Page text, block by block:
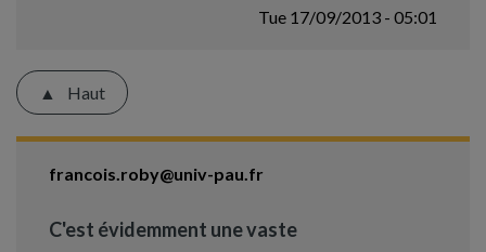
Tue 17/09/2013 - 05:01
Haut
francois.roby@univ-pau.fr
C'est évidemment une vaste